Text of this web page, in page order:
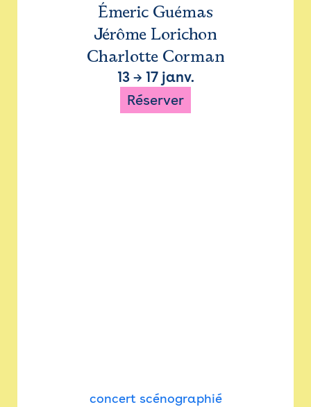
Émeric Guémas
Jérôme Lorichon
Charlotte Corman
13→ 17 janv.
Réserver
concert scénographié